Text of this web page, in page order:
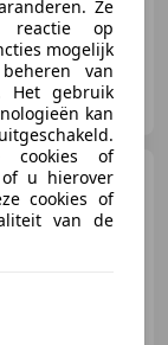
Lancer1.6
Two LPG - APK
Ze
reactie op
mogelijk
van
Het gebruik
kan
cookies of
u hierover
cookies of
van de